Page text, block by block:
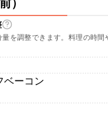
）
量を調整できます。料理の時
ベーコン